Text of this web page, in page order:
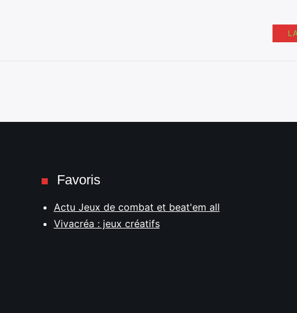
Favoris
Actu Jeux de combat et beat'em all
Vivacréa : jeux créatifs